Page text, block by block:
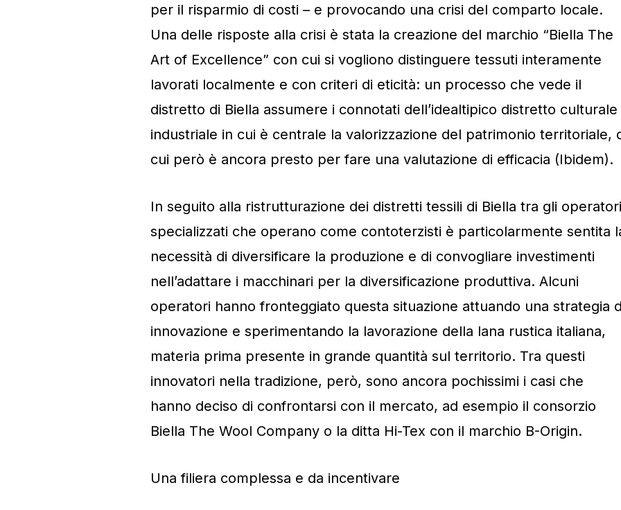
per il risparmio di costi – e provocando una crisi del comparto locale.
Una delle risposte alla crisi è stata la creazione del marchio “Biella The
Art of Excellence” con cui si vogliono distinguere tessuti interamente
lavorati localmente e con criteri di eticità: un processo che vede il
distretto di Biella assumere i connotati dell’idealtipico distretto culturale
industriale in cui è centrale la valorizzazione del patrimonio territoriale,
cui però è ancora presto per fare una valutazione di efficacia (Ibidem).
In seguito alla ristrutturazione dei distretti tessili di Biella tra gli operatori
specializzati che operano come contoterzisti è particolarmente sentita
necessità di diversificare la produzione e di convogliare investimenti
nell’adattare i macchinari per la diversificazione produttiva. Alcuni
operatori hanno fronteggiato questa situazione attuando una strategia
innovazione e sperimentando la lavorazione della lana rustica italiana,
materia prima presente in grande quantità sul territorio. Tra questi
innovatori nella tradizione, però, sono ancora pochissimi i casi che
hanno deciso di confrontarsi con il mercato, ad esempio il consorzio
Biella The Wool Company o la ditta Hi-Tex con il marchio B-Origin.
Una filiera complessa e da incentivare